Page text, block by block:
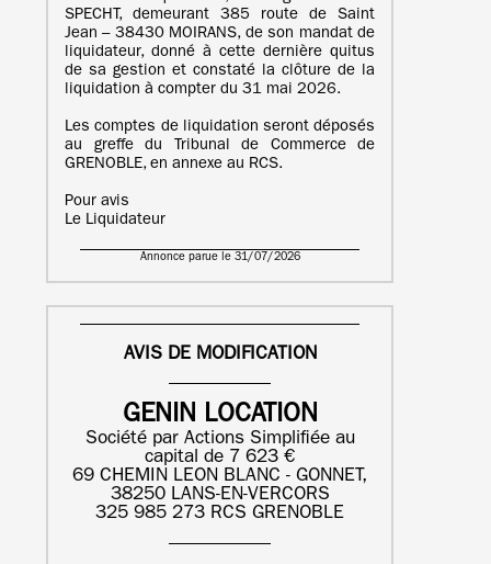
SPECHT, demeurant 385 route de Saint
Jean – 38430 MOIRANS, de son mandat de
liquidateur, donné à cette dernière quitus
de sa gestion et constaté la clôture de la
liquidation à compter du 31 mai 2026.
Les comptes de liquidation seront déposés
au greffe du Tribunal de Commerce de
GRENOBLE, en annexe au RCS.
Pour avis
Le Liquidateur
Annonce parue le 31/07/2026
AVIS DE MODIFICATION
GENIN LOCATION
Société par Actions Simplifiée au
capital de 7 623 €
69 CHEMIN LEON BLANC - GONNET,
38250 LANS-EN-VERCORS
325 985 273 RCS GRENOBLE